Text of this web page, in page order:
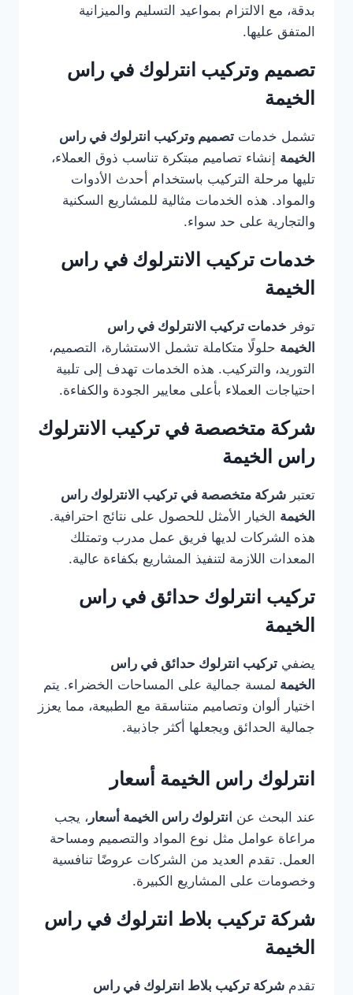
بدقة، مع الالتزام بمواعيد التسليم والميزانية
المتفق عليها.
تصميم وتركيب انترلوك في راس
الخيمة
تشمل خدمات تصميم وتركيب انترلوك في راس
الخيمة إنشاء تصاميم مبتكرة تناسب ذوق العملاء،
تليها مرحلة التركيب باستخدام أحدث الأدوات
والمواد. هذه الخدمات مثالية للمشاريع السكنية
والتجارية على حد سواء.
خدمات تركيب الانترلوك في راس
الخيمة
توفر خدمات تركيب الانترلوك في راس
الخيمة حلولًا متكاملة تشمل الاستشارة، التصميم،
التوريد، والتركيب. هذه الخدمات تهدف إلى تلبية
احتياجات العملاء بأعلى معايير الجودة والكفاءة.
شركة متخصصة في تركيب الانترلوك
راس الخيمة
تعتبر شركة متخصصة في تركيب الانترلوك راس
الخيمة الخيار الأمثل للحصول على نتائج احترافية.
هذه الشركات لديها فريق عمل مدرب وتمتلك
المعدات اللازمة لتنفيذ المشاريع بكفاءة عالية.
تركيب انترلوك حدائق في راس
الخيمة
يضفي تركيب انترلوك حدائق في راس
الخيمة لمسة جمالية على المساحات الخضراء. يتم
اختيار ألوان وتصاميم متناسقة مع الطبيعة، مما يعزز
جمالية الحدائق ويجعلها أكثر جاذبية.
انترلوك راس الخيمة أسعار
عند البحث عن انترلوك راس الخيمة أسعار ، يجب
مراعاة عوامل مثل نوع المواد والتصميم ومساحة
العمل. تقدم العديد من الشركات عروضًا تنافسية
وخصومات على المشاريع الكبيرة.
شركة تركيب بلاط انترلوك في راس
الخيمة
تقدم شركة تركيب بلاط انترلوك في راس